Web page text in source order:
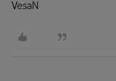
VesaN